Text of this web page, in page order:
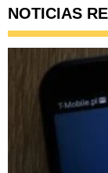
NOTICIAS